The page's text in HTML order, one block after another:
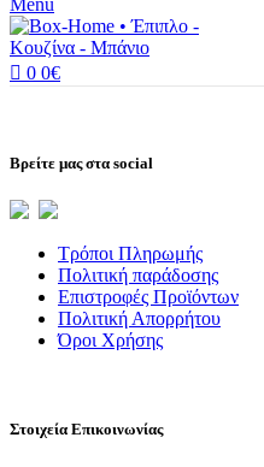
Menu
0 0€
Βρείτε μας στα social
Τρόποι Πληρωμής
Πολιτική παράδοσης
Επιστροφές Προϊόντων
Πολιτική Απορρήτου
Όροι Χρήσης
Στοιχεία Επικοινωνίας